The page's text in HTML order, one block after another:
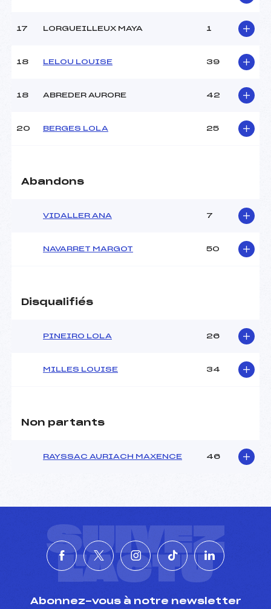
U16
17 LORGUEILLEUX MAYA 1
18 LELOU LOUISE 39
18 ABREDER AURORE 42
20 BERGES LOLA 25
Abandons
VIDALLER ANA 7
NAVARRET MARGOT 50
Disqualifiés
PINEIRO LOLA 26
MILLES LOUISE 34
Non partants
RAYSSAC AURIACH MAXENCE 46
SUIVEZ
L'ACTU
Abonnez-vous à notre newsletter